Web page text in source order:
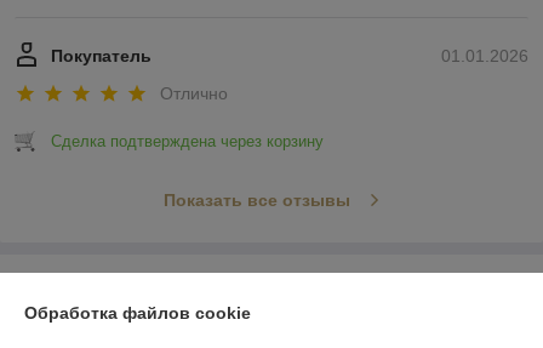
01.01.2026
Покупатель
Отлично
Сделка подтверждена через корзину
Показать все отзывы
Обработка файлов cookie